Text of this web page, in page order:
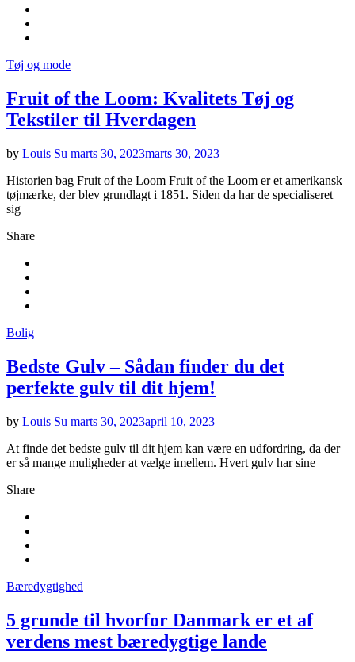
Tøj og mode
Fruit of the Loom: Kvalitets Tøj og
Tekstiler til Hverdagen
by Louis Su marts 30, 2023marts 30, 2023
Historien bag Fruit of the Loom Fruit of the Loom er et amerikansk
tøjmærke, der blev grundlagt i 1851. Siden da har de specialiseret
sig
Share
Bolig
Bedste Gulv – Sådan finder du det
perfekte gulv til dit hjem!
by Louis Su marts 30, 2023april 10, 2023
At finde det bedste gulv til dit hjem kan være en udfordring, da der
er så mange muligheder at vælge imellem. Hvert gulv har sine
Share
Bæredygtighed
5 grunde til hvorfor Danmark er et af
verdens mest bæredygtige lande